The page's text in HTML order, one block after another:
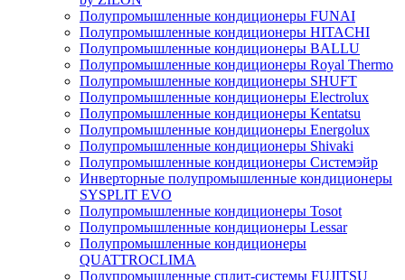
Полупромышленные кондиционеры FUNAI
Полупромышленные кондиционеры HITACHI
Полупромышленные кондиционеры BALLU
Полупромышленные кондиционеры Royal Thermo
Полупромышленные кондиционеры SHUFT
Полупромышленные кондиционеры Electrolux
Полупромышленные кондиционеры Kentatsu
Полупромышленные кондиционеры Energolux
Полупромышленные кондиционеры Shivaki
Полупромышленные кондиционеры Системэйр
Инверторные полупромышленные кондиционеры
SYSPLIT EVO
Полупромышленные кондиционеры Tosot
Полупромышленные кондиционеры Lessar
Полупромышленные кондиционеры
QUATTROCLIMA
Полупромышленные сплит-системы FUJITSU